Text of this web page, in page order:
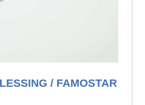
/ FAMOSTAR